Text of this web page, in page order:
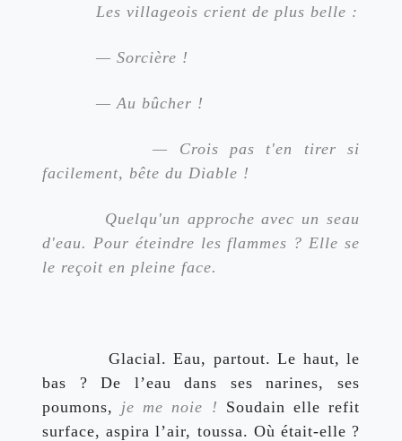
Les villageois crient de plus belle :
— Sorcière !
— Au bûcher !
— Crois pas t'en tirer si
facilement, bête du Diable !
Quelqu'un approche avec un seau
d'eau. Pour éteindre les flammes ? Elle se
le reçoit en pleine face.
Glacial. Eau, partout. Le haut, le
bas ? De l’eau dans ses narines, ses
poumons, je me noie ! Soudain elle refit
surface, aspira l’air, toussa. Où était-elle ?